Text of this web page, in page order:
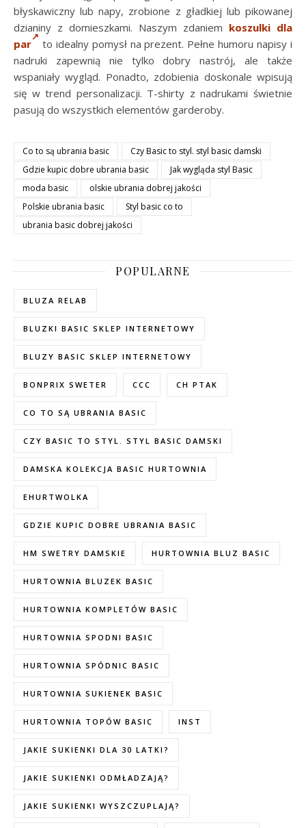
błyskawiczny lub napy, zrobione z gładkiej lub pikowanej
dzianiny z domieszkami. Naszym zdaniem koszulki dla
par
to idealny pomysł na prezent. Pełne humoru napisy i
nadruki zapewnią nie tylko dobry nastrój, ale także
wspaniały wygląd. Ponadto, zdobienia doskonale wpisują
się w trend personalizacji. T-shirty z nadrukami świetnie
pasują do wszystkich elementów garderoby.
Co to są ubrania basic
Czy Basic to styl. styl basic damski
Gdzie kupic dobre ubrania basic
Jak wygląda styl Basic
moda basic
olskie ubrania dobrej jakości
Polskie ubrania basic
Styl basic co to
ubrania basic dobrej jakości
POPULARNE
BLUZA RELAB
BLUZKI BASIC SKLEP INTERNETOWY
BLUZY BASIC SKLEP INTERNETOWY
BONPRIX SWETER CCC CH PTAK
CO TO SĄ UBRANIA BASIC
CZY BASIC TO STYL. STYL BASIC DAMSKI
DAMSKA KOLEKCJA BASIC HURTOWNIA
EHURTWOLKA
GDZIE KUPIC DOBRE UBRANIA BASIC
HM SWETRY DAMSKIE HURTOWNIA BLUZ BASIC
HURTOWNIA BLUZEK BASIC
HURTOWNIA KOMPLETÓW BASIC
HURTOWNIA SPODNI BASIC
HURTOWNIA SPÓDNIC BASIC
HURTOWNIA SUKIENEK BASIC
HURTOWNIA TOPÓW BASIC INST
JAKIE SUKIENKI DLA 30 LATKI?
JAKIE SUKIENKI ODMŁADZAJĄ?
JAKIE SUKIENKI WYSZCZUPLAJĄ?